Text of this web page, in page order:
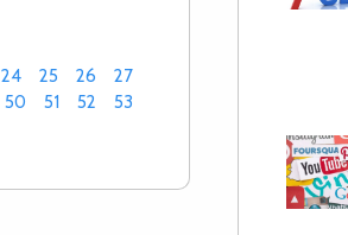
24 25 26
27
50 51 52
53